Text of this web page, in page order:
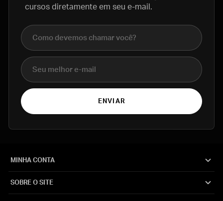
cursos diretamente em seu e-mail.
Nome completo
E-mail
ENVIAR
MINHA CONTA
SOBRE O SITE